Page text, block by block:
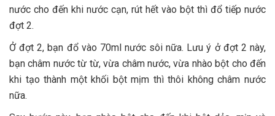
nước cho đến khi nước cạn, rút hết vào bột thì đổ tiếp nước
đợt 2.
Ở đợt 2, bạn đổ vào 70ml nước sôi nữa. Lưu ý ở đợt 2 này,
bạn châm nước từ từ, vừa châm nước, vừa nhào bột cho đến
khi tạo thành một khối bột mịm thì thôi không châm nước
nữa.